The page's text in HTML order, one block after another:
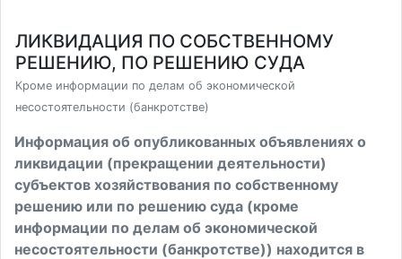
ЛИКВИДАЦИЯ ПО СОБСТВЕННОМУ
РЕШЕНИЮ, ПО РЕШЕНИЮ СУДА
Кроме информации по делам об экономической
несостоятельности (банкротстве)
Информация об опубликованных объявлениях о
ликвидации (прекращении деятельности)
субъектов хозяйствования по собственному
решению или по решению суда (кроме
информации по делам об экономической
несостоятельности (банкротстве)) находится в